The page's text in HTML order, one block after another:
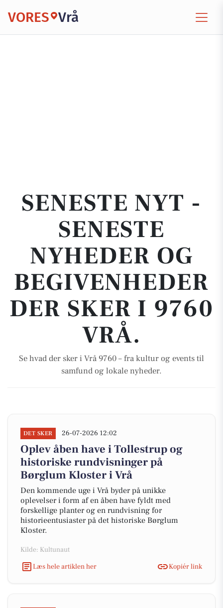
VORES Vrå
SENESTE NYT -
SENESTE
NYHEDER OG
BEGIVENHEDER
DER SKER I 9760
VRÅ.
Se hvad der sker i Vrå 9760 – fra kultur og events til
samfund og lokale nyheder.
DET SKER 26-07-2026 12:02
Oplev åben have i Tollestrup og
historiske rundvisninger på
Børglum Kloster i Vrå
Den kommende uge i Vrå byder på unikke
oplevelser i form af en åben have fyldt med
forskellige planter og en rundvisning for
historieentusiaster på det historiske Børglum
Kloster.
Kilde: Kultunaut
Læs hele artiklen her
Kopiér link